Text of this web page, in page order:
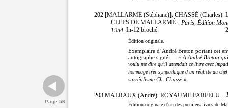
Page 56
202 [MALLARMÉ (Stéphane)]. CHASSÉ (Charles).
CLEFS DE MALLARMÉ.
Paris, Édition
1954. In-12 broché.
Édition originale.
Exemplaire d’André Breton portant cet
autographe signé :
« À André Breton
voulu me dire qu’il attendait ce livre avec
hommage très sympathique d’un réaliste au
surréalisme Ch. Chassé ».
203 MALRAUX (André). ROYAUME FARFELU.
Édition originale d’un des premiers livres de